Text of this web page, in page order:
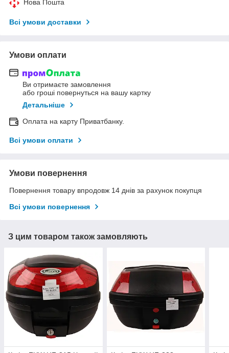
Нова Пошта
Всі умови доставки
Умови оплати
Ви отримаєте замовлення
або гроші повернуться на вашу картку
Детальніше
Оплата на карту Приватбанку.
Всі умови оплати
Умови повернення
Повернення товару впродовж 14 днів за рахунок покупця
Всі умови повернення
З цим товаром також замовляють